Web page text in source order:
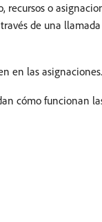
recursos o
de una
en las asignaciones.
cómo funcionan